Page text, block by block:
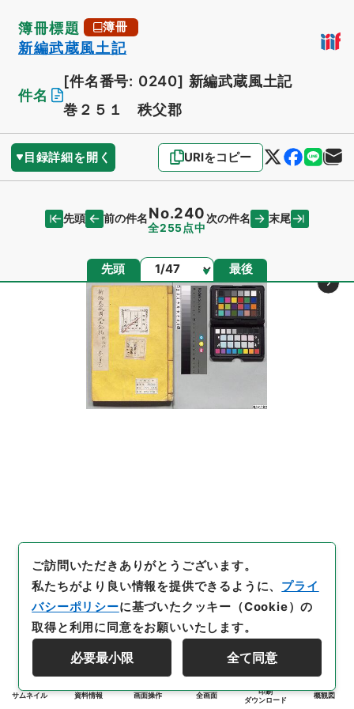
簿冊標題 簿冊
新編武蔵風土記
件名
[件名番号: 0240] 新編武蔵風土記
巻２５１ 秩父郡
目録詳細を開く URIをコピー
先頭 前の件名No.240
全255点中
次の件名 末尾
先頭 ページ 最後
サムネイル 資料情報 画面操作 全画面
印刷
ダウンロード
概観図
ご訪問いただきありがとうございます。
私たちがより良い情報を提供できるように、 プライ
バシーポリシーに基づいたクッキー（Cookie）の
取得と利用に同意をお願いいたします。
必要最小限 全て同意